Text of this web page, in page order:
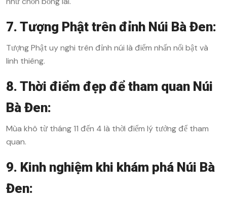
7. Tượng Phật trên đỉnh Núi Bà Đen:
Tượng Phật uy nghi trên đỉnh núi là điểm nhấn nổi bật và
linh thiêng.
8. Thời điểm đẹp để tham quan Núi
Bà Đen:
Mùa khô từ tháng 11 đến 4 là thời điểm lý tưởng để tham
quan.
9. Kinh nghiệm khi khám phá Núi Bà
Đen: